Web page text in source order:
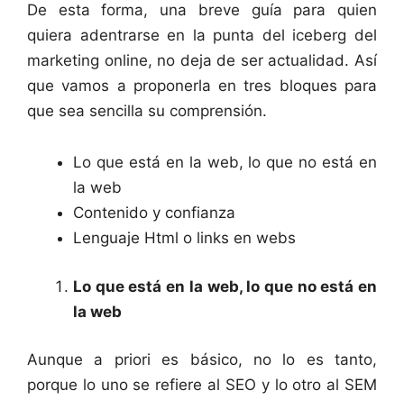
De esta forma, una breve guía para quien
quiera adentrarse en la punta del iceberg del
marketing online, no deja de ser actualidad. Así
que vamos a proponerla en tres bloques para
que sea sencilla su comprensión.
Lo que está en la web, lo que no está en
la web
Contenido y confianza
Lenguaje Html o links en webs
Lo que está en la web, lo que no está en
la web
Aunque a priori es básico, no lo es tanto,
porque lo uno se refiere al SEO y lo otro al SEM